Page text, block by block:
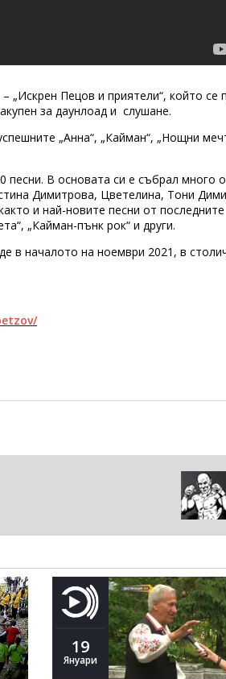
Пецов и приятели“, който
за даунлоад и слушане.
„Анна“, „Кайман“, „Нощни
песни. В основата си е събрал много
Димитрова, Цветелина, Тони
и най-новите песни от
„Кайман-пънк рок“ и други.
в началото на ноември 2021, в
19
Януари